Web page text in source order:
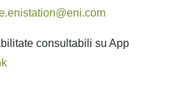
consultabili su App